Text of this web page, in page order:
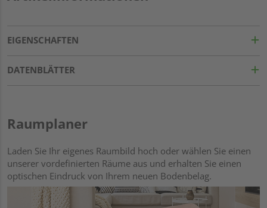
EIGENSCHAFTEN
DATENBLÄTTER
Raumplaner
Laden Sie Ihr eigenes Raumbild hoch oder wählen Sie einen
unserer vordefinierten Räume aus und erhalten Sie einen
optischen Eindruck von Ihrem neuen Bodenbelag.